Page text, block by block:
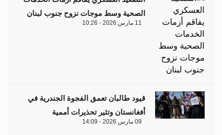
الصحية وسط موجات نزوح جنوب لبنان
11 مارس 2026 - 10:26
قيود طالبان تعمق الفجوة الجندرية في
أفغانستان وتثير تحذيرات أممية
09 مارس 2026 - 14:09